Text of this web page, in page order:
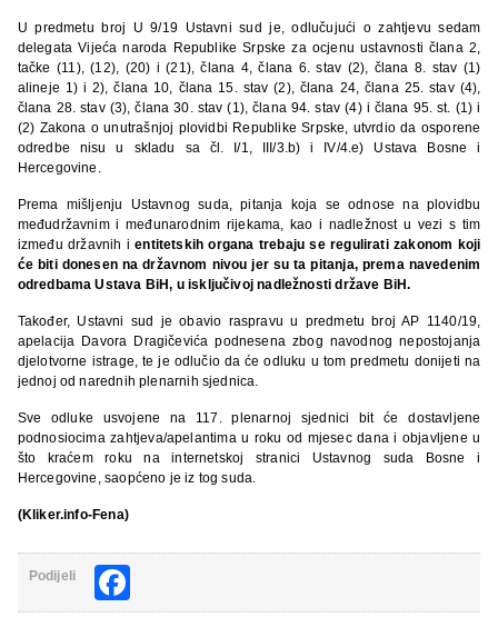
U predmetu broj U 9/19 Ustavni sud je, odlučujući o zahtjevu sedam
delegata Vijeća naroda Republike Srpske za ocjenu ustavnosti člana 2,
tačke (11), (12), (20) i (21), člana 4, člana 6. stav (2), člana 8. stav (1)
alineje 1) i 2), člana 10, člana 15. stav (2), člana 24, člana 25. stav (4),
člana 28. stav (3), člana 30. stav (1), člana 94. stav (4) i člana 95. st. (1) i
(2) Zakona o unutrašnjoj plovidbi Republike Srpske, utvrdio da osporene
odredbe nisu u skladu sa čl. I/1, III/3.b) i IV/4.e) Ustava Bosne i
Hercegovine.
Prema mišljenju Ustavnog suda, pitanja koja se odnose na plovidbu
međudržavnim i međunarodnim rijekama, kao i nadležnost u vezi s tim
između državnih ientitetskih organa trebaju se regulirati zakonom koji
će biti donesen na državnom nivou jer su ta pitanja, prema navedenim
odredbama Ustava BiH, u isključivoj nadležnosti države BiH.
Također, Ustavni sud je obavio raspravu u predmetu broj AP 1140/19,
apelacija Davora Dragičevića podnesena zbog navodnog nepostojanja
djelotvorne istrage, te je odlučio da će odluku u tom predmetu donijeti na
jednoj od narednih plenarnih sjednica.
Sve odluke usvojene na 117. plenarnoj sjednici bit će dostavljene
podnosiocima zahtjeva/apelantima u roku od mjesec dana i objavljene u
što kraćem roku na internetskoj stranici Ustavnog suda Bosne i
Hercegovine, saopćeno je iz tog suda.
(Kliker.info-Fena)
Podijeli